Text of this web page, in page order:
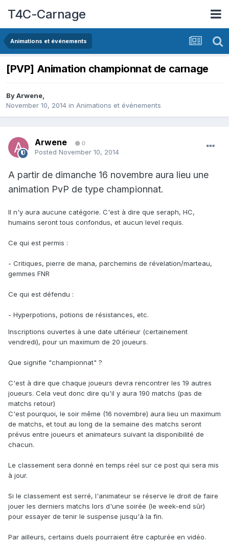
T4C-Carnage
Animations et événements
[PVP] Animation championnat de carnage
ByArwene,
November 10, 2014 in Animations et événements
Arwene 0
Posted November 10, 2014
A partir de dimanche 16 novembre aura lieu une
animation PvP de type championnat.
Il n'y aura aucune catégorie. C'est à dire que seraph, HC,
humains seront tous confondus, et aucun level requis.
Ce qui est permis :
- Critiques, pierre de mana, parchemins de révelation/marteau,
gemmes FNR
Ce qui est défendu :
- Hyperpotions, potions de résistances, etc.
Inscriptions ouvertes à une date ultérieur (certainement
vendredi), pour un maximum de 20 joueurs.
Que signifie "championnat" ?
C'est à dire que chaque joueurs devra rencontrer les 19 autres
joueurs. Cela veut donc dire qu'il y aura 190 matchs (pas de
matchs retour)
C'est pourquoi, le soir même (16 novembre) aura lieu un maximum
de matchs, et tout au long de la semaine des matchs seront
prévus entre joueurs et animateurs suivant la disponibilité de
chacun.
Le classement sera donné en temps réel sur ce post qui sera mis
à jour.
Si le classement est serré, l'animateur se réserve le droit de faire
jouer les derniers matchs lors d'une soirée (le week-end sûr)
pour essayer de tenir le suspense jusqu'à la fin.
Par ailleurs, certains duels pourraient être capturée en vidéo.